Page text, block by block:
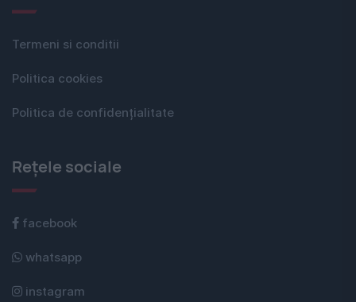
Termeni si conditii
Politica cookies
Politica de confidențialitate
Rețele sociale
facebook
whatsapp
instagram